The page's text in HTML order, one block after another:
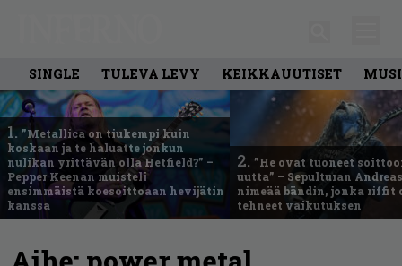
SINGLE TULEVA LEVY KEIKKAUUTISET
1. ”Metallica on tiukempi kuin
koskaan ja te haluatte jonkun
nulikan yrittävän olla Hetfield?” –
Pepper Keenan muisteli
ensimmäistä koesoittoaan hevijätin
kanssa
2. ”He ovat tuoneet
uutta” – Sepulturan
nimeää bändin, jonka riffit
tehneet vaikutuksen